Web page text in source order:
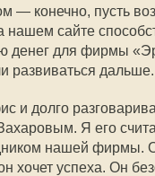
— конечно, пусть
нашем сайте
денег для фирмы
развиваться дальше.
и долго
Я его
нашей фирмы.
хочет успеха. Он